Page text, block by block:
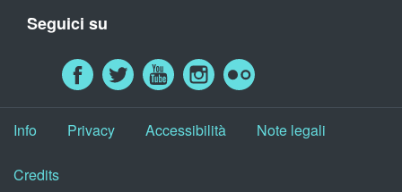
Seguici su
Info Privacy Accessibilità Note legali
Credits